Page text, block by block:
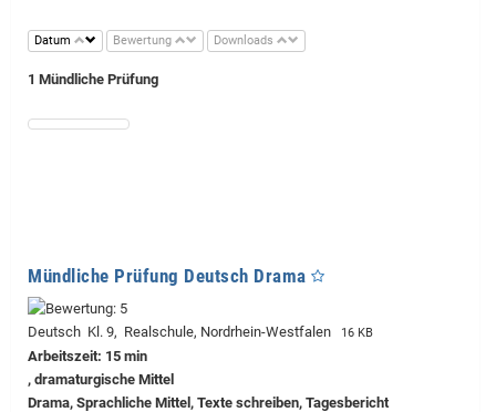
Datum Bewertung Downloads
1 Mündliche Prüfung
Mündliche Prüfung Deutsch Drama
Deutsch Kl. 9, Realschule, Nordrhein-Westfalen 16 KB
Arbeitszeit: 15 min
, dramaturgische Mittel
Drama, Sprachliche Mittel, Texte schreiben, Tagesbericht